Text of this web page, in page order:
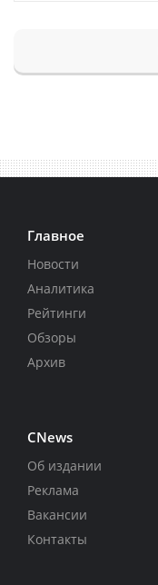
Главное
Новости
Аналитика
Рейтинги
Обзоры
Архив
CNews
Об издании
Реклама
Вакансии
Контакты